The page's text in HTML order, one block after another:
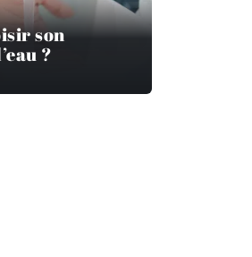
son
?